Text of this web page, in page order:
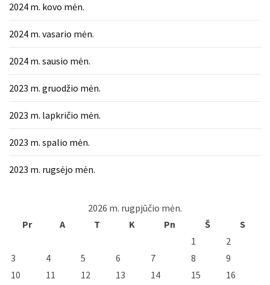
2024 m. kovo mėn.
2024 m. vasario mėn.
2024 m. sausio mėn.
2023 m. gruodžio mėn.
2023 m. lapkričio mėn.
2023 m. spalio mėn.
2023 m. rugsėjo mėn.
2026 m. rugpjūčio mėn.
Pr
A T K Pn Š
S
1
2
3
4 5 6 7 8
9
10
11 12 13 14 15
16